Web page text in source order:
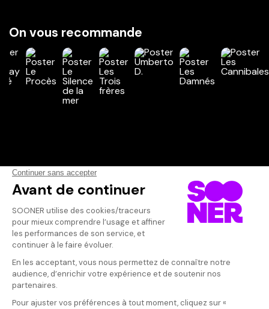
On vous recommande
Vos avis
Donnez votre avis
Votre note
Votre commentaire
Il faut vous connecter pour
publier un avis
Film culte